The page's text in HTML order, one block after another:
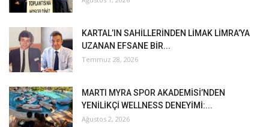
KARTAL’IN SAHİLLERİNDEN LİMAK LİMRA’YA
UZANAN EFSANE BİR...
Temmuz 28, 2026
MARTI MYRA SPOR AKADEMİSİ’NDEN
YENİLİKÇİ WELLNESS DENEYİMİ:...
Ağustos 2, 2026